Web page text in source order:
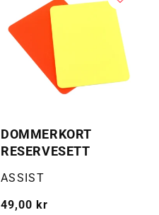
DOMMERKORT
RESERVESETT
Selger:
ASSIST
Vanlig
49,00 kr